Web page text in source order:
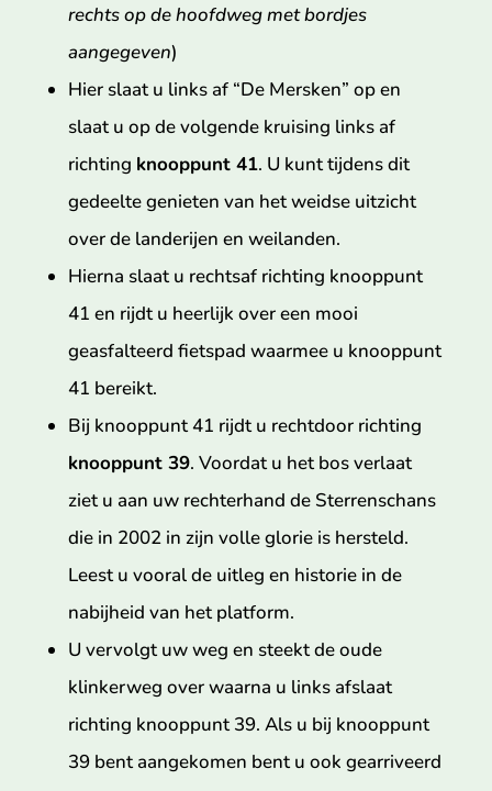
rechts op de hoofdweg met bordjes
aangegeven)
Hier slaat u links af “De Mersken” op en
slaat u op de volgende kruising links af
richting knooppunt 41. U kunt tijdens dit
gedeelte genieten van het weidse uitzicht
over de landerijen en weilanden.
Hierna slaat u rechtsaf richting knooppunt
41 en rijdt u heerlijk over een mooi
geasfalteerd fietspad waarmee u knooppunt
41 bereikt.
Bij knooppunt 41 rijdt u rechtdoor richting
knooppunt 39. Voordat u het bos verlaat
ziet u aan uw rechterhand de Sterrenschans
die in 2002 in zijn volle glorie is hersteld.
Leest u vooral de uitleg en historie in de
nabijheid van het platform.
U vervolgt uw weg en steekt de oude
klinkerweg over waarna u links afslaat
richting knooppunt 39. Als u bij knooppunt
39 bent aangekomen bent u ook gearriveerd